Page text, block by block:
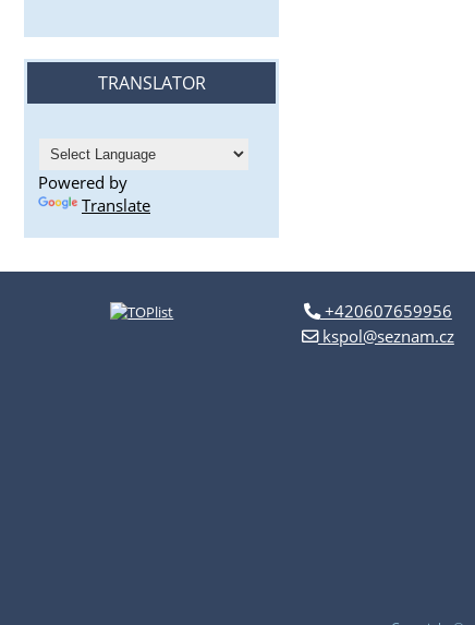
TRANSLATOR
Powered by
Translate
+420607659956
kspol@seznam.cz